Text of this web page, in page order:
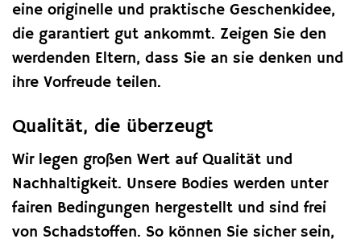
eine originelle und praktische Geschenkidee,
die garantiert gut ankommt. Zeigen Sie den
werdenden Eltern, dass Sie an sie denken und
ihre Vorfreude teilen.
Qualität, die überzeugt
Wir legen großen Wert auf Qualität und
Nachhaltigkeit. Unsere Bodies werden unter
fairen Bedingungen hergestellt und sind frei
von Schadstoffen. So können Sie sicher sein,